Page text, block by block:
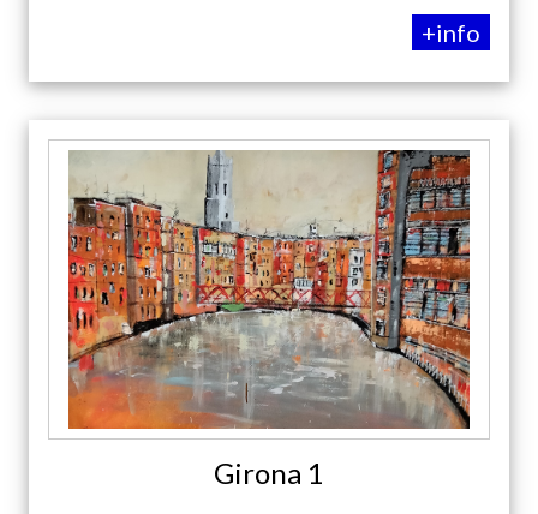
+info
Girona 1